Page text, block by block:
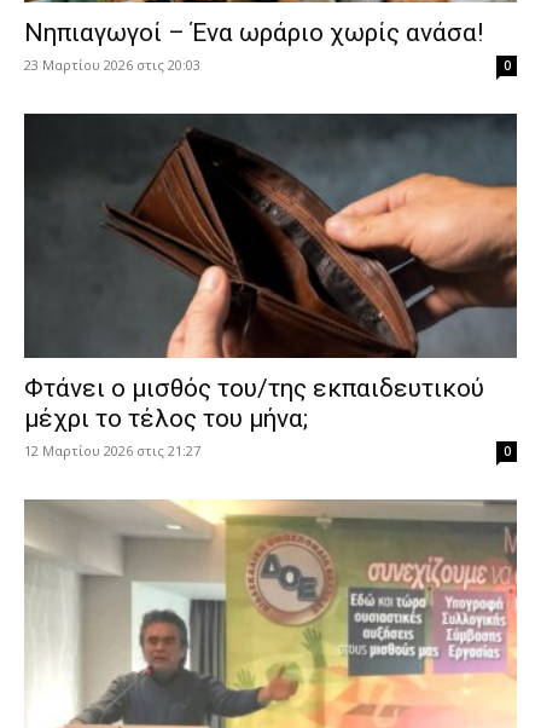
Νηπιαγωγοί – Ένα ωράριο χωρίς ανάσα!
23 Μαρτίου 2026 στις 20:03 0
Φτάνει ο μισθός του/της εκπαιδευτικού
μέχρι το τέλος του μήνα;
12 Μαρτίου 2026 στις 21:27 0